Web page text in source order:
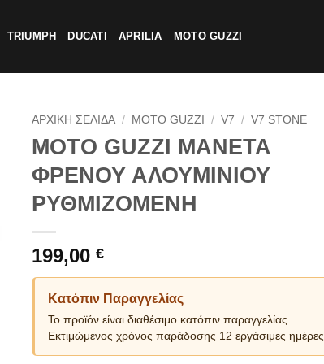
TRIUMPH DUCATI APRILIA MOTO GUZZI
ΑΡΧΙΚΗ ΣΕΛΙΔΑ / MOTO GUZZI / V7 / V7 STONE
MOTO GUZZI ΜΑΝΕΤΑ
ΦΡΕΝΟΥ ΑΛΟΥΜΙΝΙΟΥ
ΡΥΘΜΙΖΟΜΕΝΗ
199,00 €
Κατόπιν Παραγγελίας
Το προϊόν είναι διαθέσιμο κατόπιν παραγγελίας.
Εκτιμώμενος χρόνος παράδοσης 12 εργάσιμες ημέρες.